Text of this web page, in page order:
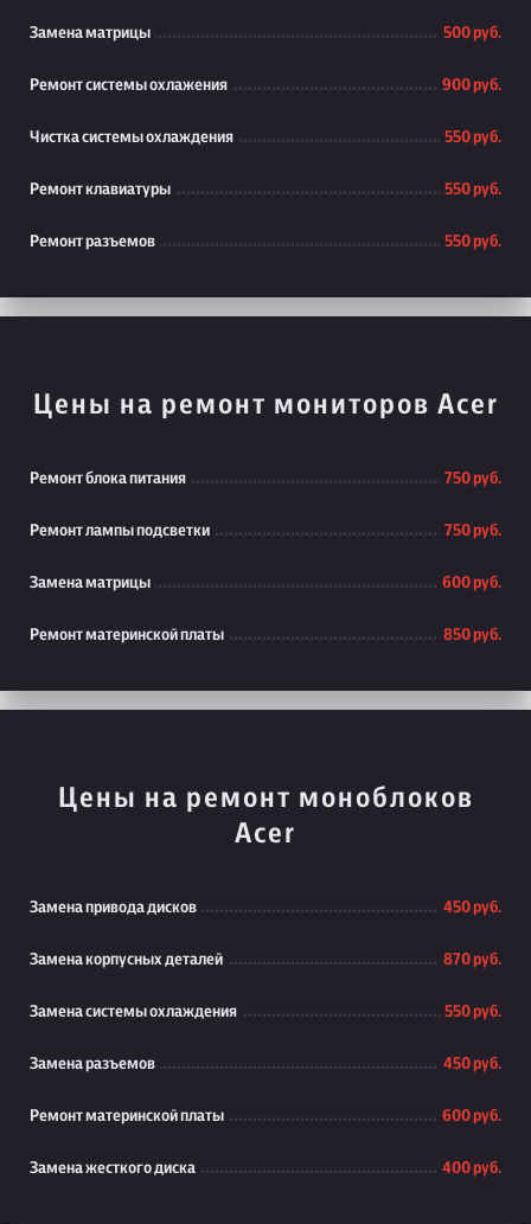
Замена матрицы 500 руб.
Ремонт системы охлажения 900 руб.
Чистка системы охлаждения 550 руб.
Ремонт клавиатуры 550 руб.
Ремонт разъемов 550 руб.
Цены на ремонт мониторов Acer
Ремонт блока питания 750 руб.
Ремонт лампы подсветки 750 руб.
Замена матрицы 600 руб.
Ремонт материнской платы 850 руб.
Цены на ремонт моноблоков
Acer
Замена привода дисков 450 руб.
Замена корпусных деталей 870 руб.
Замена системы охлаждения 550 руб.
Замена разъемов 450 руб.
Ремонт материнской платы 600 руб.
Замена жесткого диска 400 руб.